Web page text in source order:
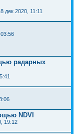
дек 2020, 11:11
радарных
NDVI
19:12